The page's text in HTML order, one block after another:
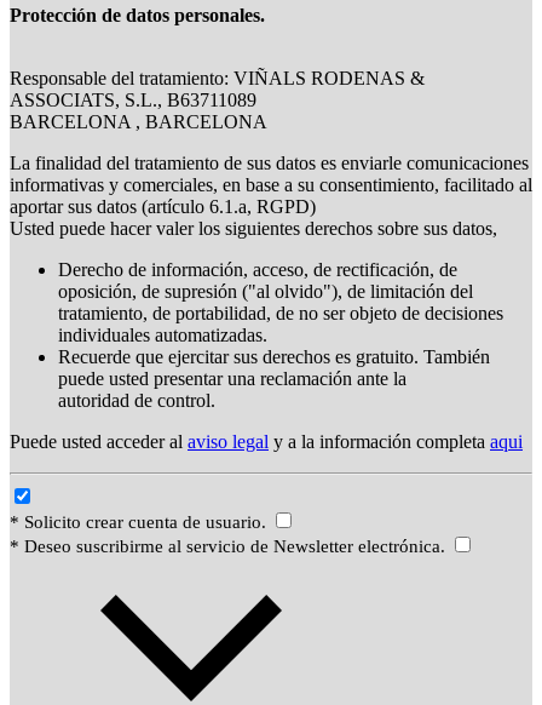
Protección de datos personales.
Responsable del tratamiento: VIÑALS RODENAS &
ASSOCIATS, S.L., B63711089
BARCELONA , BARCELONA
La finalidad del tratamiento de sus datos es enviarle comunicaciones
informativas y comerciales, en base a su consentimiento, facilitado al
aportar sus datos (artículo 6.1.a, RGPD)
Usted puede hacer valer los siguientes derechos sobre sus datos,
Derecho de información, acceso, de rectificación, de
oposición, de supresión ("al olvido"), de limitación del
tratamiento, de portabilidad, de no ser objeto de decisiones
individuales automatizadas.
Recuerde que ejercitar sus derechos es gratuito. También
puede usted presentar una reclamación ante la
autoridad de control.
Puede usted acceder al aviso legal y a la información completa aqui
* Solicito crear cuenta de usuario.
* Deseo suscribirme al servicio de Newsletter electrónica.